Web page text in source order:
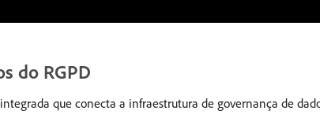
do RGPD
que conecta a infraestrutura de governança de